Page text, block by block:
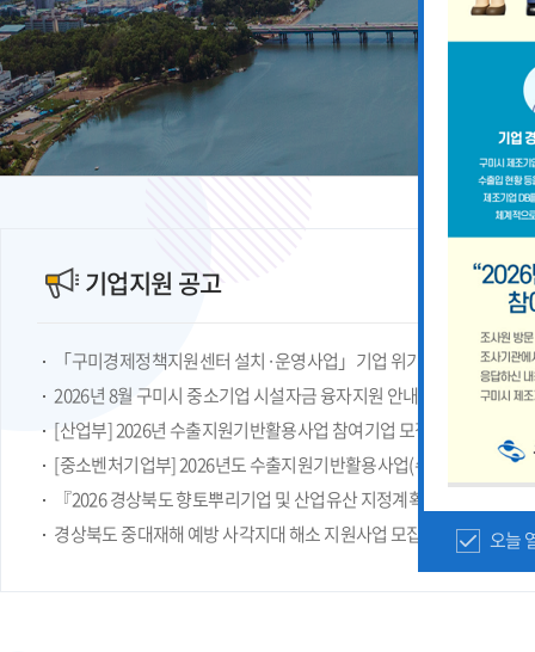
오늘
기업지원 공고
2026년 8월 구미시 중소기업 시설자금 융자지원 안내
『2026 경상북도 향토뿌리기업 및 산업유산 지정계획』 공고
경상북도 중대재해 예방 사각지대 해소 지원사업 모집공고